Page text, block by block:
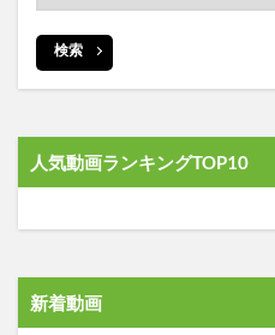
検索
人気動画ランキングTOP10
新着動画